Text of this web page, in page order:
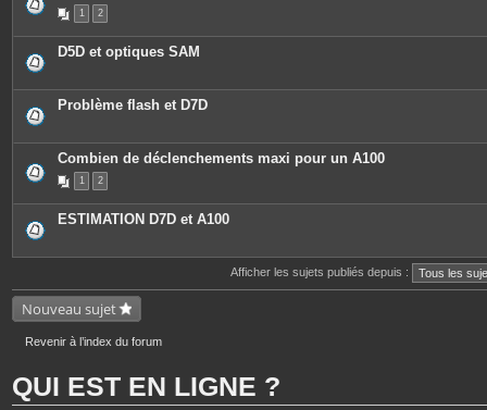
1 2
D5D et optiques SAM
Problème flash et D7D
Combien de déclenchements maxi pour un A100
1 2
ESTIMATION D7D et A100
Afficher les sujets publiés depuis :
Nouveau sujet
Revenir à l’index du forum
QUI EST EN LIGNE ?